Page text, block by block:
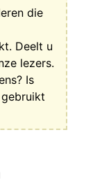
die
Deelt u
lezers.
Is